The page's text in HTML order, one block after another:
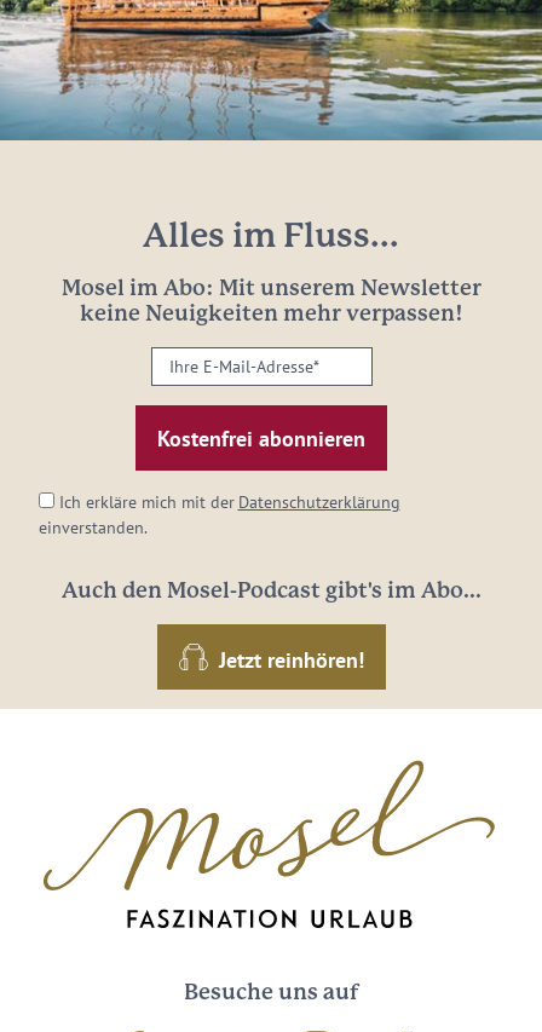
Alles im Fluss...
Mosel im Abo: Mit unserem Newsletter
keine Neuigkeiten mehr verpassen!
Ihre
E-
Mail-
Adresse:
Ich erkläre mich mit der Datenschutzerklärung
einverstanden.
Auch den Mosel-Podcast gibt's im Abo...
Jetzt reinhören!
Besuche uns auf